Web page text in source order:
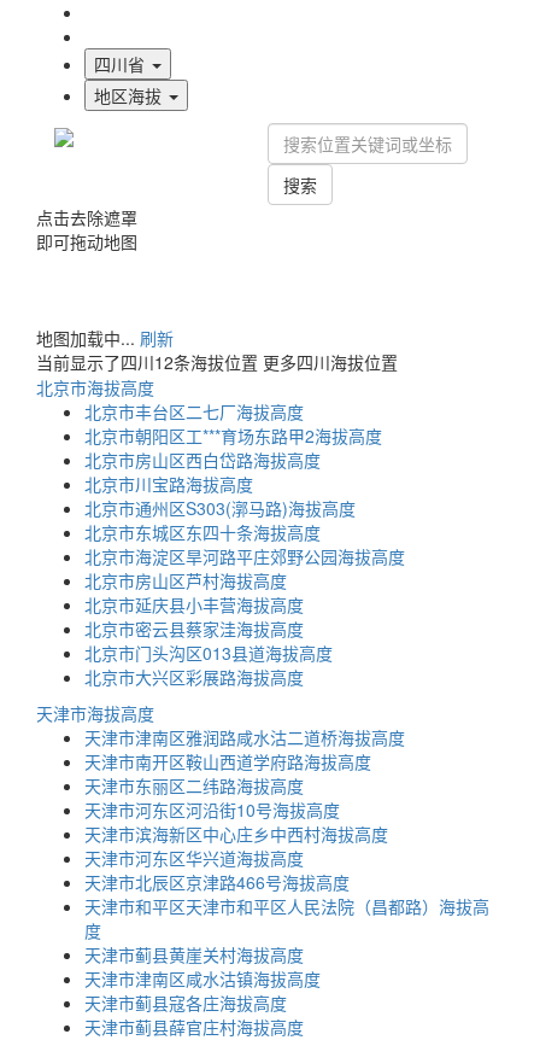
四川省
地区海拔
搜索
点击去除遮罩
即可拖动地图
地图加载中... 刷新
当前显示了四川12条海拔位置 更多四川海拔位置
北京市海拔高度
北京市丰台区二七厂海拔高度
北京市朝阳区工***育场东路甲2海拔高度
北京市房山区西白岱路海拔高度
北京市川宝路海拔高度
北京市通州区S303(漷马路)海拔高度
北京市东城区东四十条海拔高度
北京市海淀区旱河路平庄郊野公园海拔高度
北京市房山区芦村海拔高度
北京市延庆县小丰营海拔高度
北京市密云县蔡家洼海拔高度
北京市门头沟区013县道海拔高度
北京市大兴区彩展路海拔高度
天津市海拔高度
天津市津南区雅润路咸水沽二道桥海拔高度
天津市南开区鞍山西道学府路海拔高度
天津市东丽区二纬路海拔高度
天津市河东区河沿街10号海拔高度
天津市滨海新区中心庄乡中西村海拔高度
天津市河东区华兴道海拔高度
天津市北辰区京津路466号海拔高度
天津市和平区天津市和平区人民法院（昌都路）海拔高
度
天津市蓟县黄崖关村海拔高度
天津市津南区咸水沽镇海拔高度
天津市蓟县寇各庄海拔高度
天津市蓟县薛官庄村海拔高度